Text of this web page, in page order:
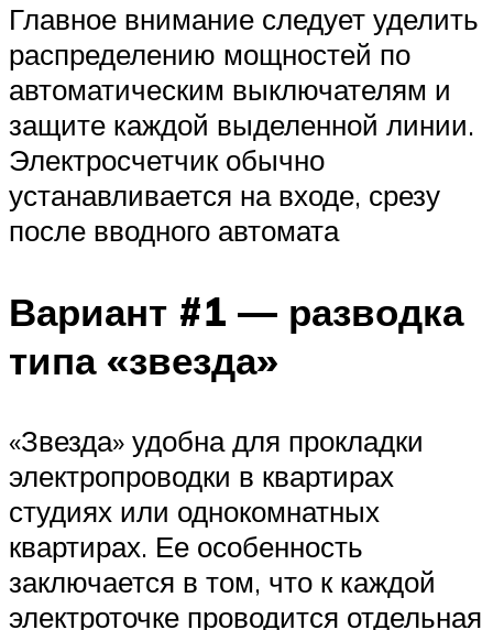
Главное внимание следует уделить
распределению мощностей по
автоматическим выключателям и
защите каждой выделенной линии.
Электросчетчик обычно
устанавливается на входе, срезу
после вводного автомата
Вариант #1 — разводка
типа «звезда»
«Звезда» удобна для прокладки
электропроводки в квартирах
студиях или однокомнатных
квартирах. Ее особенность
заключается в том, что к каждой
электроточке проводится отдельная